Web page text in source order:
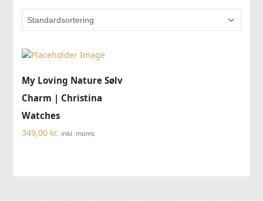
My Loving Nature Sølv
Charm | Christina
Watches
349,00 kr. inkl. moms